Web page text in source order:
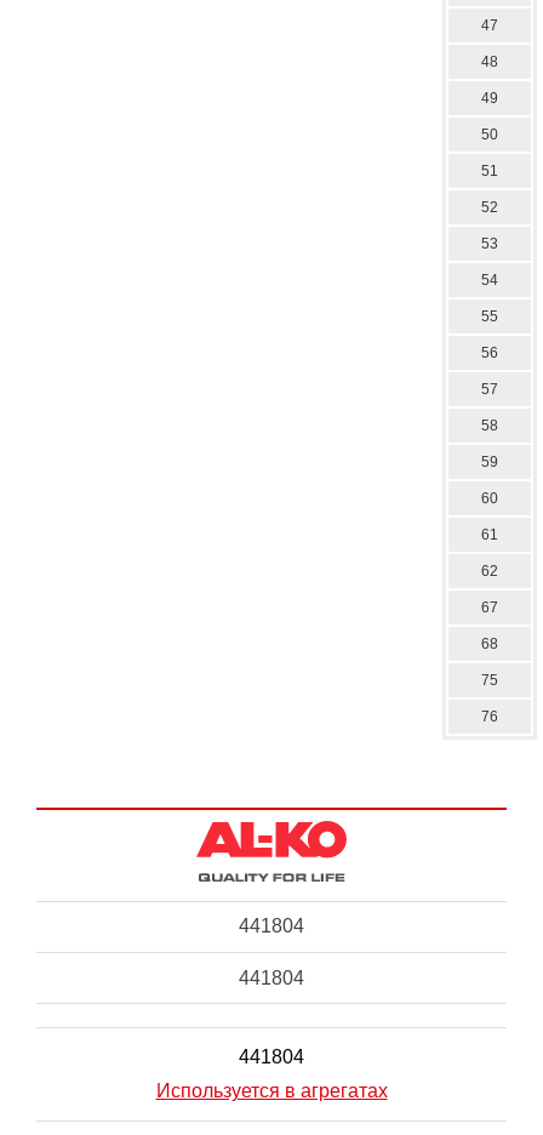
47
48
49
50
51
52
53
54
55
56
57
58
59
60
61
62
67
68
75
76
441804
441804
441804
Используется в агрегатах